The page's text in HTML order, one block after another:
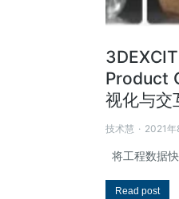
Product
视化与交
技术慧 2021年
将工程数据
Read post